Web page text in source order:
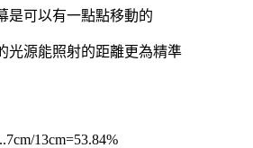
是可以有一點點移動的
光源能照射的距離更為精準
13cm=53.84%